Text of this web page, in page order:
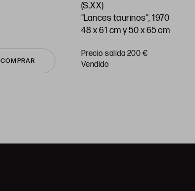
COMPRAR
(S.XX)
"Lances taurinos", 1970
48 x 61 cm y 50 x 65 cm
Precio salida 200 €
vendido